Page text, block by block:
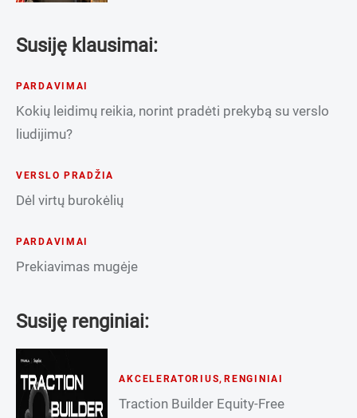
Susiję klausimai:
PARDAVIMAI
Kokių leidimų reikia, norint pradėti prekybą su verslo
liudijimu?
VERSLO PRADŽIA
Dėl virtų burokėlių
PARDAVIMAI
Prekiavimas mugėje
Susiję renginiai:
AKCELERATORIUS, RENGINIAI
Traction Builder Equity-Free